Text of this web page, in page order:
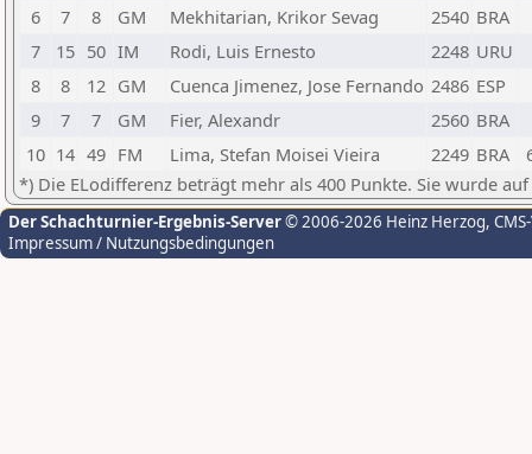
6
7 8 GM Mekhitarian, Krikor Sevag 2540 BRA
7
15 50 IM Rodi, Luis Ernesto 2248 URU
8
8 12 GM Cuenca Jimenez, Jose Fernando 2486 ESP
9
7 7 GM Fier, Alexandr 2560 BRA
10 14 49 FM Lima, Stefan Moisei Vieira 2249 BRA
*) Die ELodifferenz beträgt mehr als 400 Punkte. Sie wurde
Der Schachturnier-Ergebnis-Server© 2006-2026 Heinz Herzog,
Impressum / Nutzungsbedingungen